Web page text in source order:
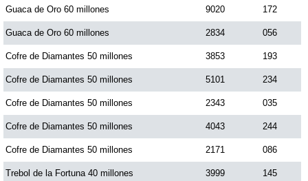
Motilon Noche
Paisita Día
Paisita Noche
Paisita 3
Guaca de Oro 60 millones 9020 172
Guaca de Oro 60 millones 2834 056
Cofre de Diamantes 50 millones 3853 193
Cofre de Diamantes 50 millones 5101 234
Cofre de Diamantes 50 millones 2343 035
Cofre de Diamantes 50 millones 4043 244
Cofre de Diamantes 50 millones 2171 086
Trebol de la Fortuna 40 millones 3999 145